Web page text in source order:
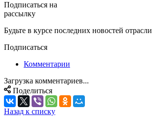
Подписаться на
рассылку
Будьте в курсе последних новостей отрасли
Подписаться
Комментарии
Загрузка комментариев...
Поделиться
Назад к списку